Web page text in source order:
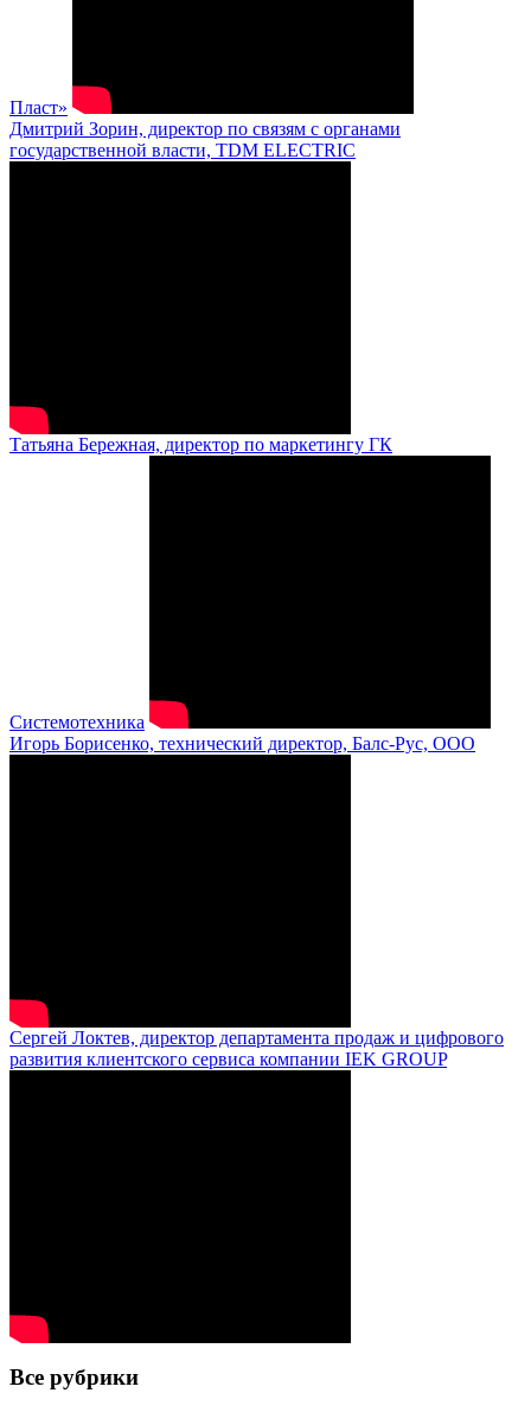
Пласт»
Дмитрий Зорин, директор по связям с органами
государственной власти, TDM ELECTRIC
Татьяна Бережная, директор по маркетингу ГК
Системотехника
Игорь Борисенко, технический директор, Балс-Рус, ООО
Сергей Локтев, директор департамента продаж и цифрового
развития клиентского сервиса компании IEK GROUP
Все рубрики